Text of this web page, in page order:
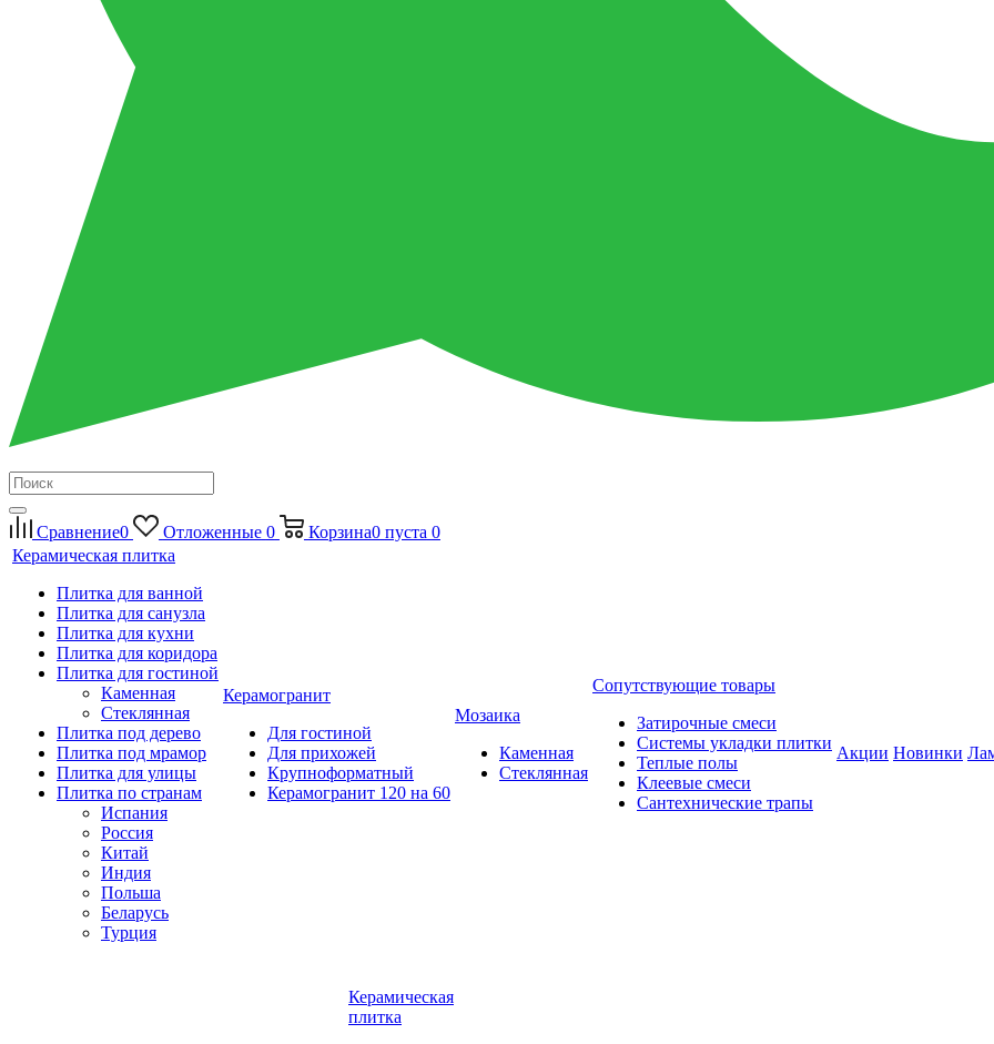
Сравнение0 Отложенные 0 Корзина0 пуста 0
Керамическая плитка
Плитка для ванной
Плитка для санузла
Плитка для кухни
Плитка для коридора
Плитка для гостиной
Каменная
Стеклянная
Плитка под дерево
Плитка под мрамор
Плитка для улицы
Плитка по странам
Испания
Россия
Китай
Индия
Польша
Беларусь
Турция
Керамогранит
Для гостиной
Для прихожей
Крупноформатный
Керамогранит 120 на 60
Мозаика
Каменная
Стеклянная
Сопутствующие товары
Затирочные смеси
Системы укладки плитки
Теплые полы
Клеевые смеси
Сантехнические трапы
Акции Новинки
Керамическая
плитка